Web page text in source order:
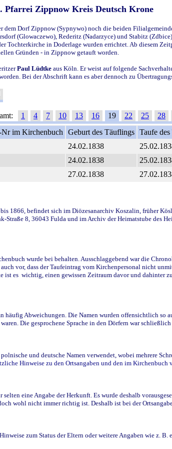
Pfarrei Zippnow Kreis Deutsch Krone
dem Dorf Zippnow (Sypnywo) noch die beiden
(Glowaczewo), Rederitz (Nadarzyce) und Stabitz
in Doderlage wurden errichtet. Ab diesem
Gründen - in Zippnow getauft worden.
Paul Lüdtke aus Köln. Er weist auf folgende
Bei der Abschrift kann es aber dennoch zu
1 4 7 10 13 16 19 22 25 28
im Kirchenbuch Geburt des Täuflings Taufe
24.02.1838
24.02.1838
27.02.1838
1866, befindet sich im Diözesanarchiv Koszalin, früher
Straße 8, 36043 Fulda und im Archiv der Heimatstube des
wurde bei behalten. Ausschlaggebend war die
vor, dass der Taufeintrag vom Kirchenpersonal nicht
ist es wichtig, einen gewissen Zeitraum davor und dahinter
häufig Abweichungen. Die Namen wurden offensichtlich so
Die gesprochene Sprache in den Dörfern war
und deutsche Namen verwendet, wobei mehrere
Hinweise zu den Ortsangaben und den im Kirchenbuch
eine Angabe der Herkunft. Es wurde deshalb
wohl nicht immer richtig ist. Deshalb ist bei der
zum Status der Eltern oder weitere Angaben wie z. B.